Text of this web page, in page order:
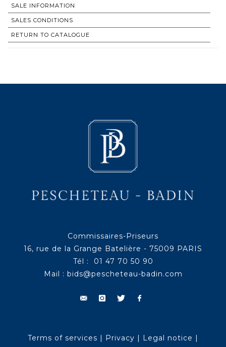
SALE INFORMATION
SALES CONDITIONS
RETURN TO CATALOGUE
Commissaires-Priseurs
16, rue de la Grange Batelière - 75009 PARIS
Tél : 01 47 70 50 90
Mail : bids@pescheteau-badin.com
Terms of services | Privacy | Legal notice |